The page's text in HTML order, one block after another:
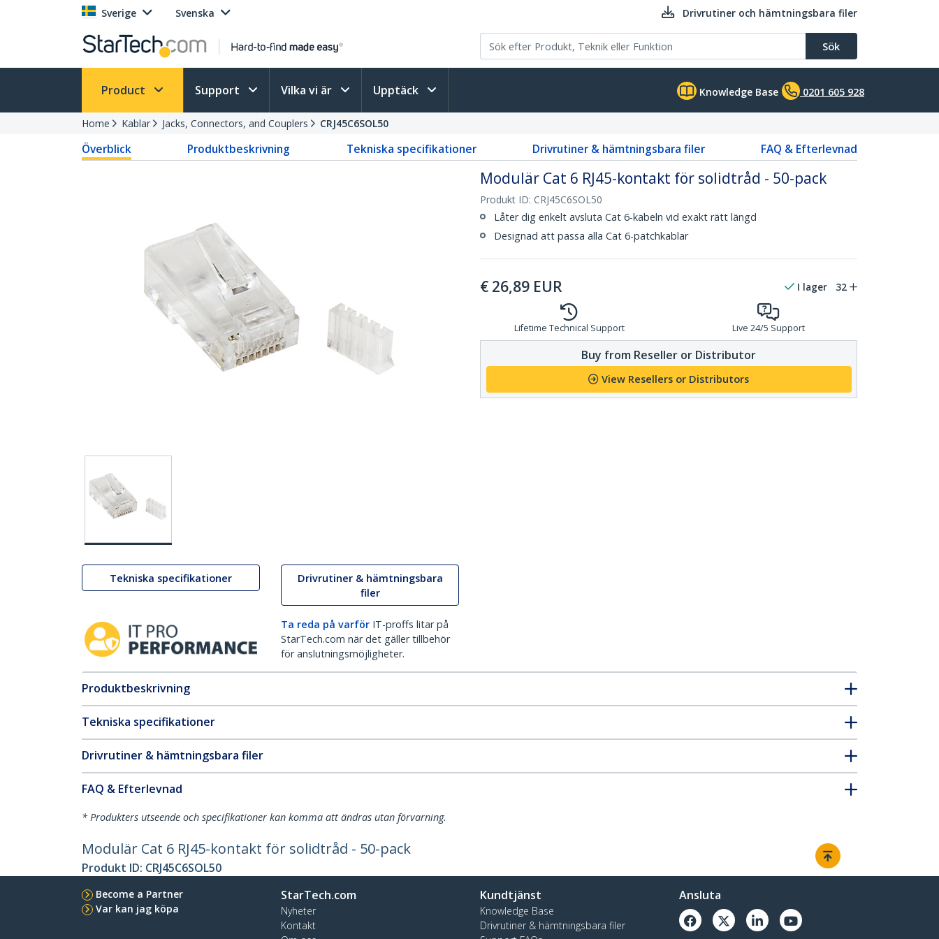
Sverige Svenska Drivrutiner och hämtningsbara filer
Sök
Product Support Vilka vi är Upptäck Knowledge Base 0201 605 928
Home Kablar Jacks, Connectors, and Couplers CRJ45C6SOL50
Överblick Produktbeskrivning Tekniska specifikationer Drivrutiner & hämtningsbara filer FAQ & Efterlevnad
Tekniska specifikationer
Drivrutiner & hämtningsbara
filer
Ta reda på varför IT-proffs litar på
StarTech.com när det gäller tillbehör
för anslutningsmöjligheter.
Modulär Cat 6 RJ45-kontakt för solidtråd - 50-pack
Produkt ID: CRJ45C6SOL50
Låter dig enkelt avsluta Cat 6-kabeln vid exakt rätt längd
Designad att passa alla Cat 6-patchkablar
€ 26,89 EUR I lager 32
Lifetime Technical Support Live 24/5 Support
Buy from Reseller or Distributor
View Resellers or Distributors
Produktbeskrivning
Tekniska specifikationer
Drivrutiner & hämtningsbara filer
FAQ & Efterlevnad
* Produkters utseende och specifikationer kan komma att ändras utan förvarning.
Modulär Cat 6 RJ45-kontakt för solidtråd - 50-pack
Produkt ID: CRJ45C6SOL50
Become a Partner
Var kan jag köpa
StarTech.com
Nyheter
Kontakt
Kundtjänst
Knowledge Base
Drivrutiner & hämtningsbara filer
Ansluta